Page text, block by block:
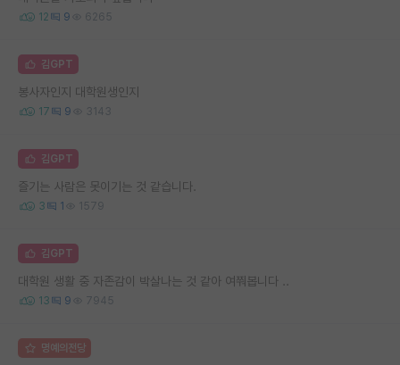
12 9 6265
김GPT
봉사자인지 대학원생인지
17 9 3143
김GPT
즐기는 사람은 못이기는 것 같습니다.
3 1 1579
김GPT
대학원 생활 중 자존감이 박살나는 것 같아 여쭤봅니다 ..
13 9 7945
명예의전당